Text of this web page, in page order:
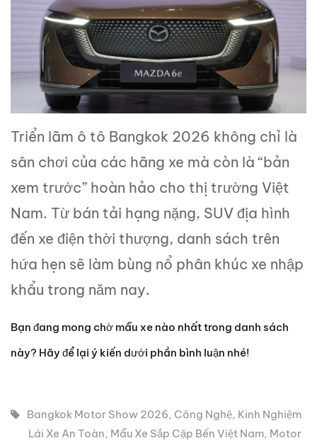
Triển lãm ô tô Bangkok 2026 không chỉ là
sân chơi của các hãng xe mà còn là “bản
xem trước” hoàn hảo cho thị trường Việt
Nam. Từ bán tải hạng nặng, SUV địa hình
đến xe điện thời thượng, danh sách trên
hứa hẹn sẽ làm bùng nổ phân khúc xe nhập
khẩu trong năm nay.
Bạn đang mong chờ mẫu xe nào nhất trong danh sách
này? Hãy để lại ý kiến dưới phần bình luận nhé!
Bangkok Motor Show 2026, Công Nghệ, Kinh Nghiệm
Lái Xe An Toàn, Mẫu Xe Sắp Cập Bến Việt Nam, Motor